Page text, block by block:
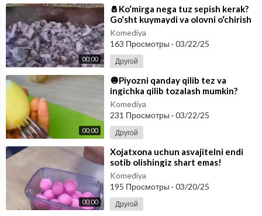
00:00
⁣🧂Ko‘mirga nega tuz sepish kerak?
Go‘sht kuymaydi va olovni o‘chirish
shart emas.
Komediya
163 Просмотры · 03/22/25
Другой
00:00
⁣🧅Piyozni qanday qilib tez va
ingichka qilib tozalash mumkin?
Vilka yordamida buni iloji bor
Komediya
231 Просмотры · 03/22/25
Другой
00:00
⁣Xojatxona uchun asvajitelni endi
sotib olishingiz shart emas!
Komediya
195 Просмотры · 03/20/25
Другой